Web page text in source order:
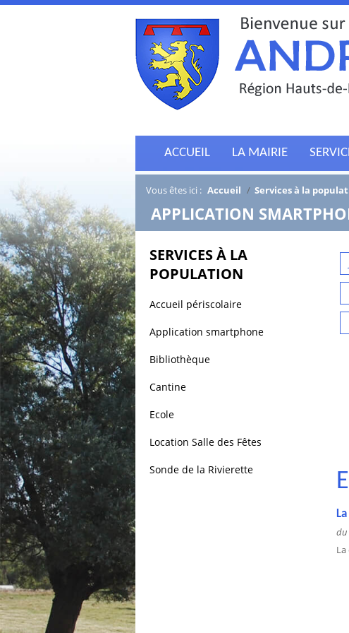
ACCUEIL LA MAIRIE
Vous êtes ici : Accueil / Services à la
APPLICATION
SERVICES À LA
POPULATION
Accueil périscolaire
Application smartphone
Bibliothèque
Cantine
Ecole
Location Salle des Fêtes
Sonde de la Rivierette
du